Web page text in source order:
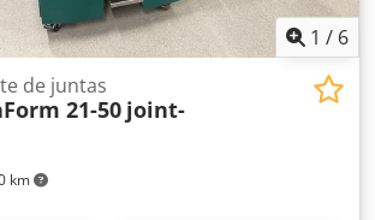
1 / 6
km
de juntas
21-50 joint-